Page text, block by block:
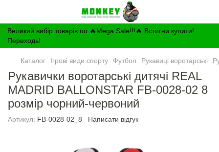
Великий вибір товарів по 🔥Mega Sale!!!🔥 Встигни купити!
Переходь!
Каталог Ігрові види спорту Футбол Рукавиці воротарські
Рукавички воротарські дитячі REAL
MADRID BALLONSTAR FB-0028-02 8
розмір чорний-червоний
Артикул: FB-0028-02_8 Написати відгук